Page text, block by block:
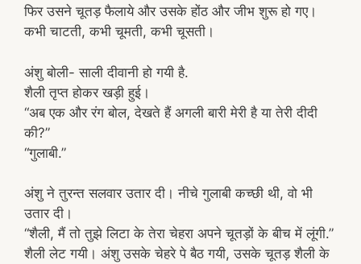
फिर उसने चूतड़ फैलाये और उसके होंठ और जीभ शुरू हो गए।
कभी चाटती, कभी चूमती, कभी चूसती।
अंशु बोली- साली दीवानी हो गयी है.
शैली तृप्त होकर खड़ी हुई।
“अब एक और रंग बोल, देखते हैं अगली बारी मेरी है या तेरी दीदी
की?”
“गुलाबी.”
अंशु ने तुरन्त सलवार उतार दी। नीचे गुलाबी कच्छी थी, वो भी
उतार दी।
“शैली, मैं तो तुझे लिटा के तेरा चेहरा अपने चूतड़ों के बीच में लूंगी.”
शैली लेट गयी। अंशु उसके चेहरे पे बैठ गयी, उसके चूतड़ शैली के